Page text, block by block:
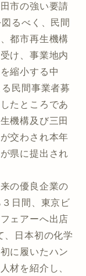
市の強い要請
るべく、民間
都市再生機構
け、事業地内
縮小する中
民間事業者募
たところであ
機構及び三田
交わされ本年
県に提出され
の優良企業の
日間、東京ビ
ェアーへ出店
、日本初の化学
に履いたハン
材を紹介し、